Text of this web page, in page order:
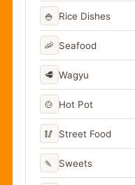
🍚 Rice Dishes
🦐 Seafood
🥩 Wagyu
🍲 Hot Pot
🥢 Street Food
🍡 Sweets